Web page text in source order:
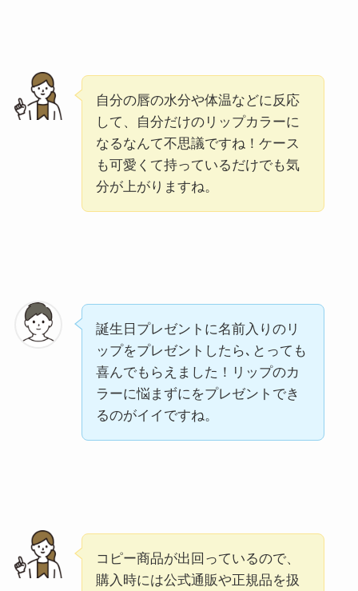
自分の唇の水分や体温などに反応
して、自分だけのリップカラーに
なるなんて不思議ですね！ケース
も可愛くて持っているだけでも気
分が上がりますね。
誕生日プレゼントに名前入りのリ
ップをプレゼントしたら､とっても
喜んでもらえました！リップのカ
ラーに悩まずにをプレゼントでき
るのがイイですね。
コピー商品が出回っているので、
購入時には公式通販や正規品を扱